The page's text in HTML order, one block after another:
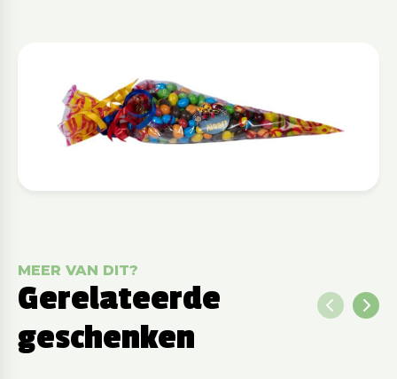
MEER VAN DIT?
Gerelateerde
geschenken